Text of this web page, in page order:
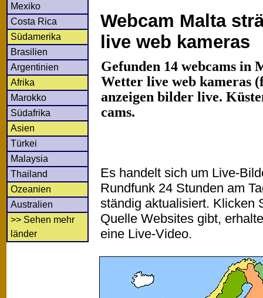
Mexiko
Costa Rica
Südamerika
Brasilien
Argentinien
Afrika
Marokko
Südafrika
Asien
Türkei
Malaysia
Thailand
Ozeanien
Australien
>> Sehen mehr
länder
Webcam Malta
live web kameras
Gefunden 14 webcams in
Wetter live web kameras
anzeigen bilder live.
cams.
Es handelt sich um Live-
Rundfunk 24 Stunden am
ständig aktualisiert. Klicken
Quelle Websites gibt,
eine Live-Video.